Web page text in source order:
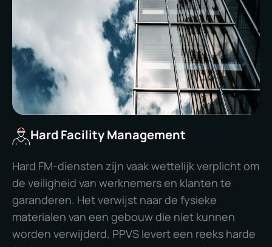
Hard Facility Management
Hard FM-diensten zijn vaak wettelijk verplicht om
de veiligheid van werknemers en klanten te
garanderen. Het verwijst naar de fysieke
materialen van een gebouw die niet kunnen
worden verwijderd. PPVS levert een reeks harde